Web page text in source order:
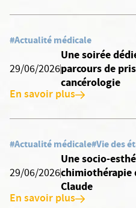
#Actualité médicale
29/06/2026
Une soirée
parcours de
cancérologie
En savoir plus
#Actualité médicale#Vie des
29/06/2026
Une socio-
chimiothérapie
Claude
En savoir plus